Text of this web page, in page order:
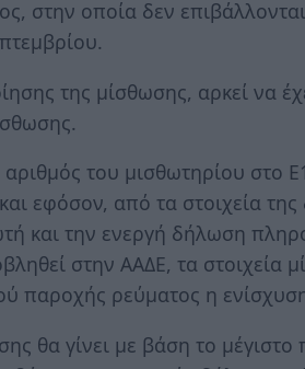
στην οποία δεν
της μίσθωσης, αρκεί να
του μισθωτηρίου στο
εφόσον, από τα στοιχεία
και την ενεργή δήλωση
στην ΑΑΔΕ, τα στοιχεία
παροχής ρεύματος η
θα γίνει με βάση το